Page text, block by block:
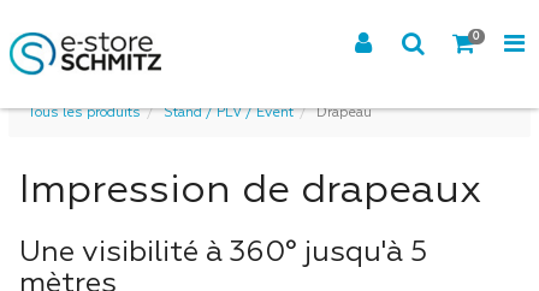
0
Tous les produits Stand / PLV / Event Drapeau
Impression de drapeaux
Une visibilité à 360° jusqu'à 5
mètres